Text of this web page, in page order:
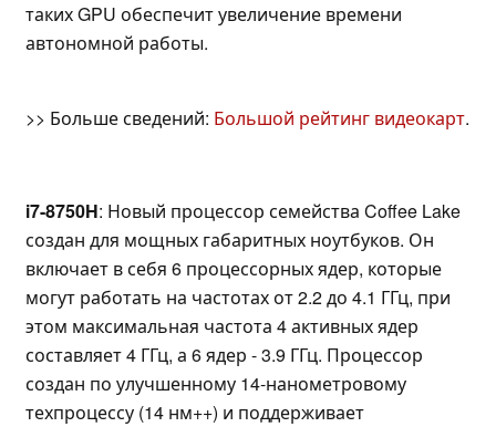
таких GPU обеспечит увеличение времени
автономной работы.
>> Больше сведений: Большой рейтинг видеокарт.
i7-8750H: Новый процессор семейства Coffee Lake
создан для мощных габаритных ноутбуков. Он
включает в себя 6 процессорных ядер, которые
могут работать на частотах от 2.2 до 4.1 ГГц, при
этом максимальная частота 4 активных ядер
составляет 4 ГГц, а 6 ядер - 3.9 ГГц. Процессор
создан по улучшенному 14-нанометровому
техпроцессу (14 нм++) и поддерживает